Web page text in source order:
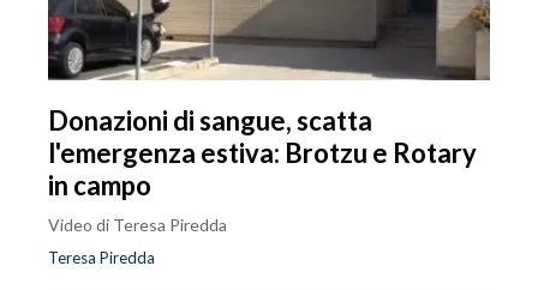
Donazioni di sangue, scatta
l'emergenza estiva: Brotzu e Rotary
in campo
Video di Teresa Piredda
Teresa Piredda